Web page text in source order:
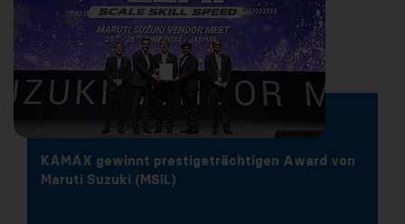
KAMAX gewinnt prestigeträchtigen Award von
Maruti Suzuki (MSIL)